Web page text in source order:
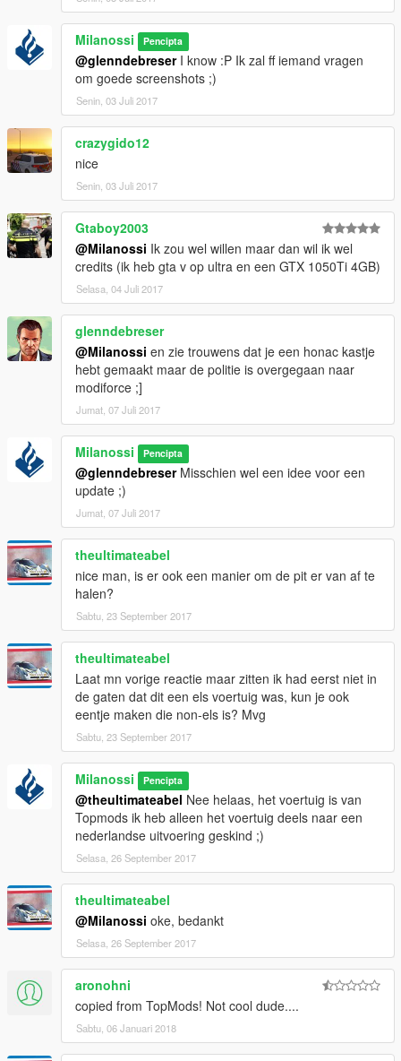
Milanossi Pencipta
@glenndebreserI know :P Ik zal ff iemand vragen
om goede screenshots ;)
Senin, 03 Juli 2017
crazygido12
nice
Senin, 03 Juli 2017
Gtaboy2003
@Milanossi Ik zou wel willen maar dan wil ik wel
credits (ik heb gta v op ultra en een GTX 1050Ti 4GB)
Selasa, 04 Juli 2017
glenndebreser
@Milanossi en zie trouwens dat je een honac kastje
hebt gemaakt maar de politie is overgegaan naar
modiforce ;]
Jumat, 07 Juli 2017
Milanossi Pencipta
@glenndebreserMisschien wel een idee voor een
update ;)
Jumat, 07 Juli 2017
theultimateabel
nice man, is er ook een manier om de pit er van af te
halen?
Sabtu, 23 September 2017
theultimateabel
Laat mn vorige reactie maar zitten ik had eerst niet in
de gaten dat dit een els voertuig was, kun je ook
eentje maken die non-els is? Mvg
Sabtu, 23 September 2017
Milanossi Pencipta
@theultimateabel Nee helaas, het voertuig is van
Topmods ik heb alleen het voertuig deels naar een
nederlandse uitvoering geskind ;)
Selasa, 26 September 2017
theultimateabel
@Milanossi oke, bedankt
Selasa, 26 September 2017
aronohni
copied from TopMods! Not cool dude....
Sabtu, 06 Januari 2018